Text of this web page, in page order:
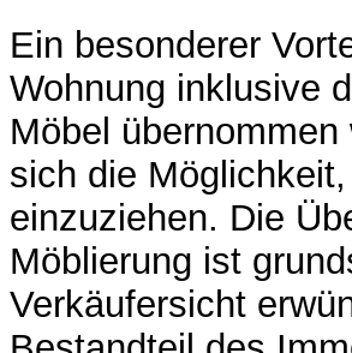
Ein besonderer
Wohnung inklusive
Möbel
sich die
einzuziehen. Die
Möblierung ist
Verkäufersicht